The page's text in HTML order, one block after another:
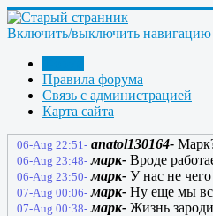
Включить/выключить навигацию
Правила форума
Связь с администрацией
Карта сайта
06-Aug 10:50- ГРАНИТ-Срача не
06-Aug 12:04- Bombar-
марк-Дак че
06-Aug 13:35-
06-Aug 14:04- марк-Только визг
06-Aug 22:46- anatol130164-Я
нужна тренировка!
06-Aug 22:51- anatol130164-
06-Aug 23:48- марк- Вроде
06-Aug 23:50- марк- У нас не
07-Aug 00:06- марк- Ну еще мы
07-Aug 00:38- марк- Жизнь